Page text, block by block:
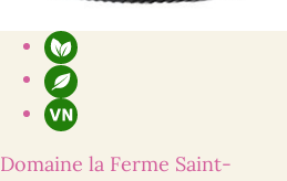
Domaine la Ferme Saint-